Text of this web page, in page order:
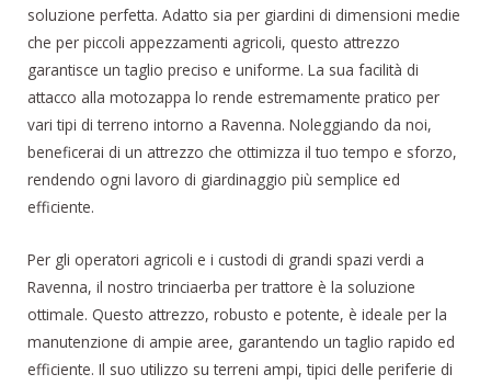
soluzione perfetta. Adatto sia per giardini di dimensioni medie
che per piccoli appezzamenti agricoli, questo attrezzo
garantisce un taglio preciso e uniforme. La sua facilità di
attacco alla motozappa lo rende estremamente pratico per
vari tipi di terreno intorno a Ravenna. Noleggiando da noi,
beneficerai di un attrezzo che ottimizza il tuo tempo e sforzo,
rendendo ogni lavoro di giardinaggio più semplice ed
efficiente.
Per gli operatori agricoli e i custodi di grandi spazi verdi a
Ravenna, il nostro trinciaerba per trattore è la soluzione
ottimale. Questo attrezzo, robusto e potente, è ideale per la
manutenzione di ampie aree, garantendo un taglio rapido ed
efficiente. Il suo utilizzo su terreni ampi, tipici delle periferie di